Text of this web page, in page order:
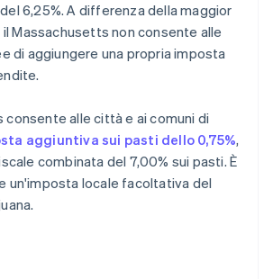
6,25%. A differenza della maggior
Massachusetts non consente alle
di aggiungere una propria imposta
consente alle città e ai comuni di
aggiuntiva sui pasti dello 0,75%,
combinata del 7,00% sui pasti. È
un'imposta locale facoltativa del